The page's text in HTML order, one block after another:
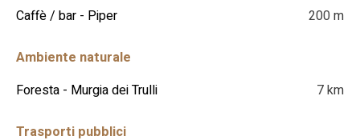
Caffè / bar - Piper
200 m
Ambiente naturale
Foresta - Murgia dei Trulli
7 km
Trasporti pubblici